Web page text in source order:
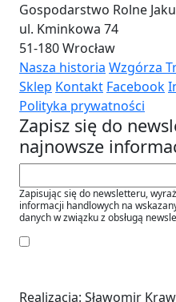
Gospodarstwo Rolne
ul. Kminkowa 74
51-180 Wrocław
Nasza historia Wzgórza
Sklep Kontakt Facebook
Polityka prywatności
Zapisz się do
najnowsze
Zapisując się do newsletteru,
informacji handlowych na
danych w związku z obsługą
Realizacja: Sławomir